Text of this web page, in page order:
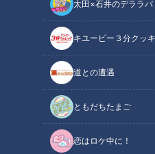
太田×石井のデララバ
キユーピー３分クッ
道との遭遇
ともだちたまご
恋はロケ中に！
3月8日は「ミモザの日」。女
パワーメント推進活動の一環
す。東海三県で放送中の「
タリア商工会議所と連携して
めて、ミモザの花のように黄
Rocher (フェレロ・ロシェ)」
施します。